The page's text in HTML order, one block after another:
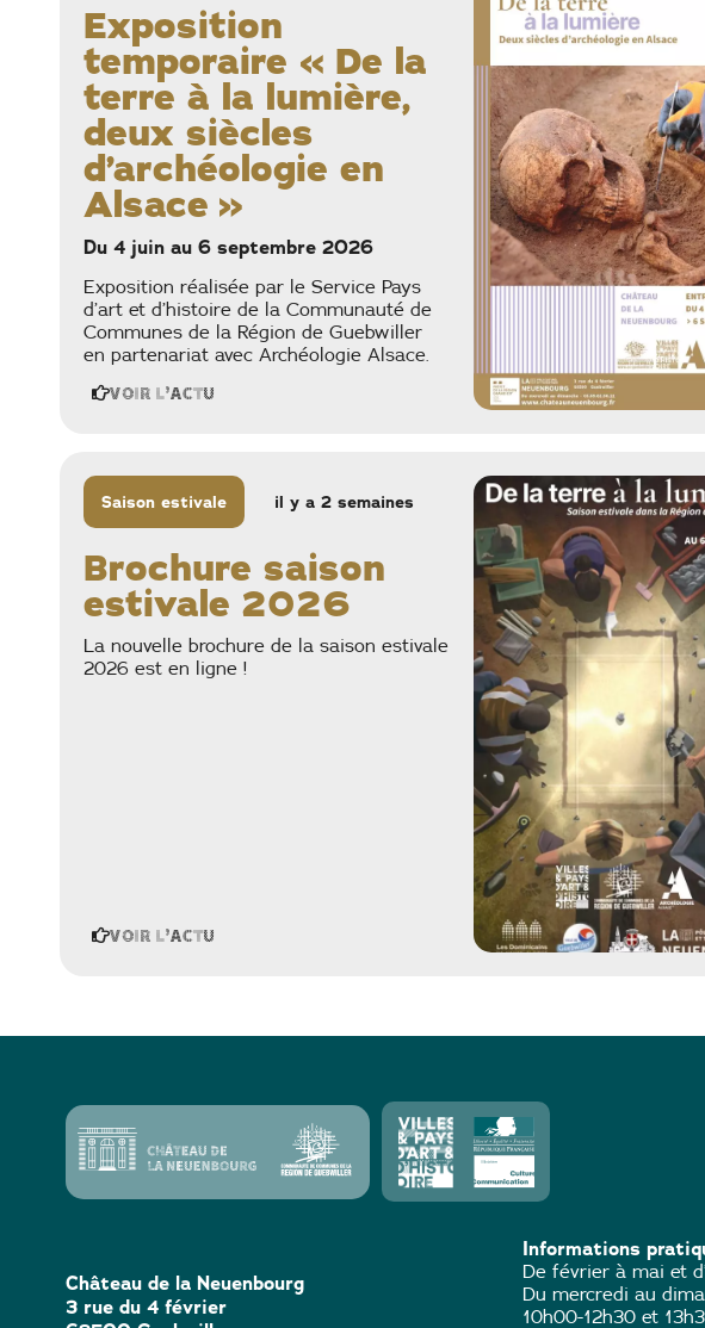
Exposition
temporaire « De la
terre à la lumière,
deux siècles
d’archéologie en
Alsace »
Du 4 juin au 6 septembre 2026
Exposition réalisée par le Service Pays
d’art et d’histoire de la Communauté de
Communes de la Région de Guebwiller
en partenariat avec Archéologie Alsace.
Voir l'actu
Saison estivale il y a 2 semaines
Brochure saison
estivale 2026
La nouvelle brochure de la saison estivale
2026 est en ligne !
Voir l'actu
Château de la Neuenbourg
3 rue du 4 février
Informations
De février à mai et
Du mercredi au
10h00-12h30 et